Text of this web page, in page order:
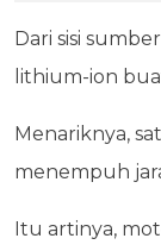
Dari sisi
lithium-ion
Menariknya,
menempuh
Itu artinya,